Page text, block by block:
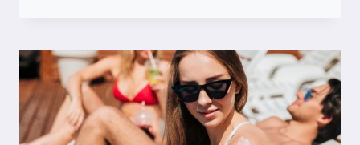
VERÃO:
QUAIS
CUIDADOS
DEVEMOS
TER?